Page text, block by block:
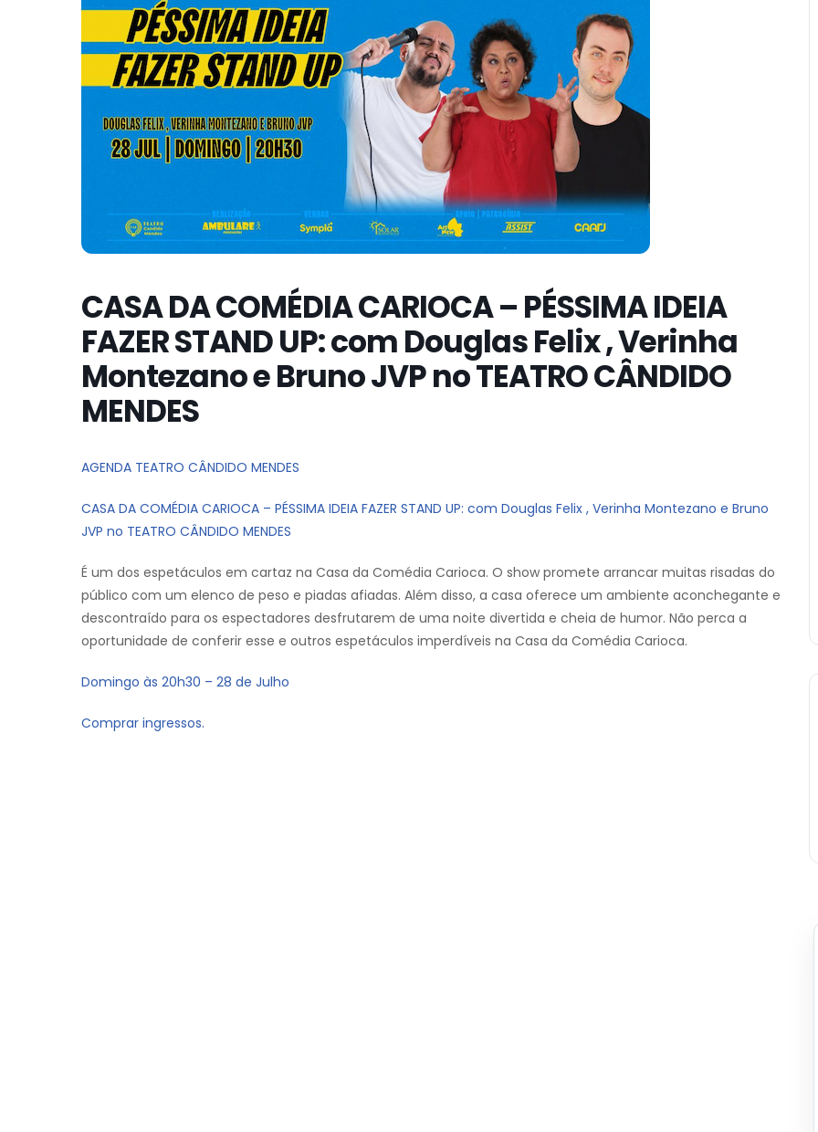
CASA DA COMÉDIA CARIOCA – PÉSSIMA IDEIA
FAZER STAND UP: com Douglas Felix , Verinha
Montezano e Bruno JVP no TEATRO CÂNDIDO
MENDES
AGENDA TEATRO CÂNDIDO MENDES
CASA DA COMÉDIA CARIOCA – PÉSSIMA IDEIA FAZER STAND UP: com Douglas Felix , Verinha Montezano e Bruno
JVP no TEATRO CÂNDIDO MENDES
É um dos espetáculos em cartaz na Casa da Comédia Carioca. O show promete arrancar muitas risadas do
público com um elenco de peso e piadas afiadas. Além disso, a casa oferece um ambiente aconchegante e
descontraído para os espectadores desfrutarem de uma noite divertida e cheia de humor. Não perca a
oportunidade de conferir esse e outros espetáculos imperdíveis na Casa da Comédia Carioca.
Domingo às 20h30 – 28 de Julho
Comprar ingressos.